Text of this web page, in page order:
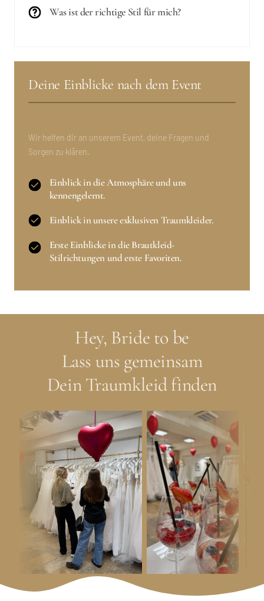
Was ist der richtige Stil für mich?
Deine Einblicke nach dem Event
Wir helfen dir an unserem Event, deine Fragen und
Sorgen zu klären.
Einblick in die Atmosphäre und uns
kennengelernt.
Einblick in unsere exklusiven Traumkleider.
Erste Einblicke in die Brautkleid-
Stilrichtungen und erste Favoriten.
Hey, Bride to be
Lass uns gemeinsam
Dein Traumkleid finden